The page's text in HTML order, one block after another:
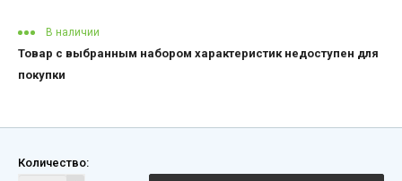
В наличии
Товар с выбранным набором характеристик недоступен для
покупки
Количество: